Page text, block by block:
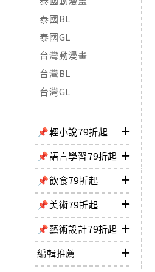
泰國BL
泰國GL
台灣動漫畫
台灣BL
台灣GL
📌輕小說79折起
📌語言學習79折起
📌飲食79折起
📌美術79折起
📌藝術設計79折起
編輯推薦